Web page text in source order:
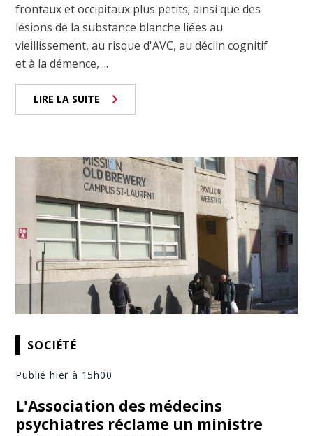
frontaux et occipitaux plus petits; ainsi que des
lésions de la substance blanche liées au
vieillissement, au risque d'AVC, au déclin cognitif
et à la démence, ...
LIRE LA SUITE
SOCIÉTÉ
Publié hier à 15h00
L'Association des médecins
psychiatres réclame un ministre